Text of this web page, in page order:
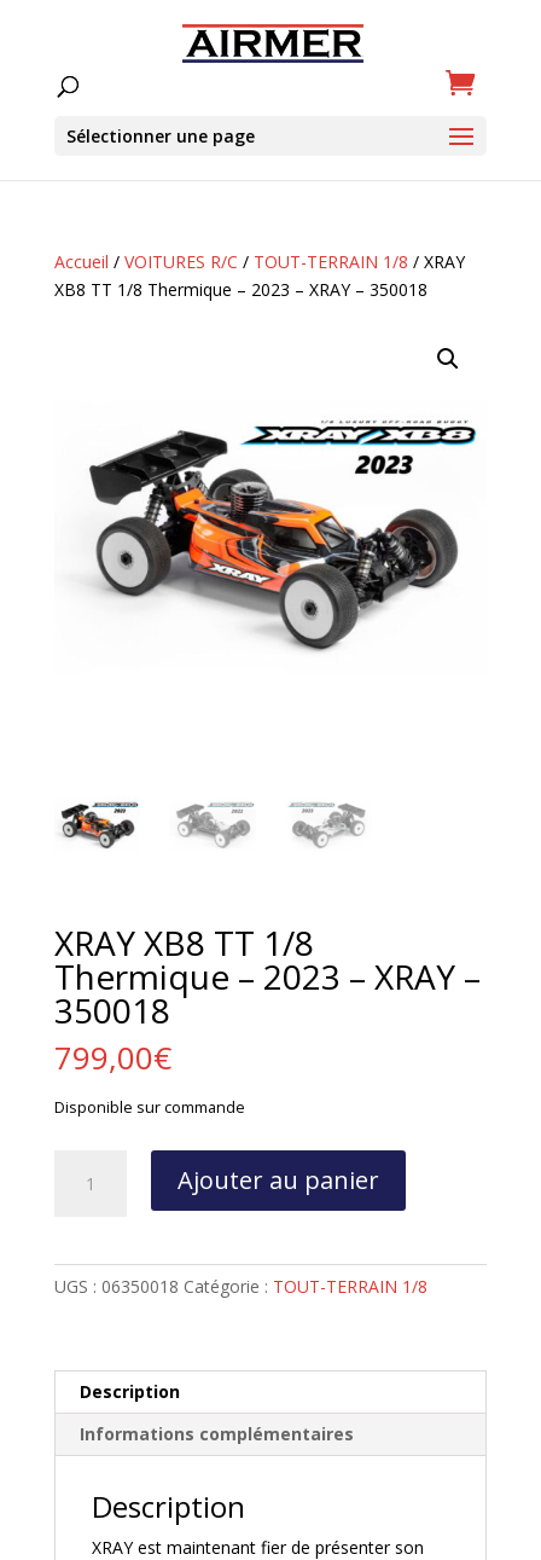
Sélectionner une page
Accueil / VOITURES R/C / TOUT-TERRAIN 1/8 / XRAY
XB8 TT 1/8 Thermique – 2023 – XRAY – 350018
XRAY XB8 TT 1/8
Thermique – 2023 – XRAY –
350018
799,00€
Disponible sur commande
2023
-
XRAY
350018
Ajouter au panier
UGS : 06350018 Catégorie : TOUT-TERRAIN 1/8
Description
Informations complémentaires
Description
XRAY est maintenant fier de présenter son